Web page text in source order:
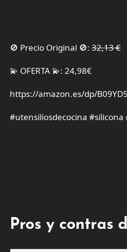
🚫 Precio Original 🚫: 32,13 €
💫 OFERTA 💫: 24,98€
https://amazon.es/dp/
#utensiliosdecocina
Pros y contras